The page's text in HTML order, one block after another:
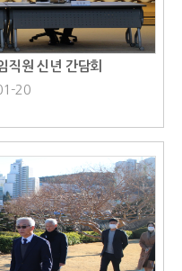
직원 신년 간담회
20